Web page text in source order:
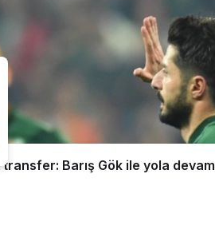
Barış Gök ile yola devam